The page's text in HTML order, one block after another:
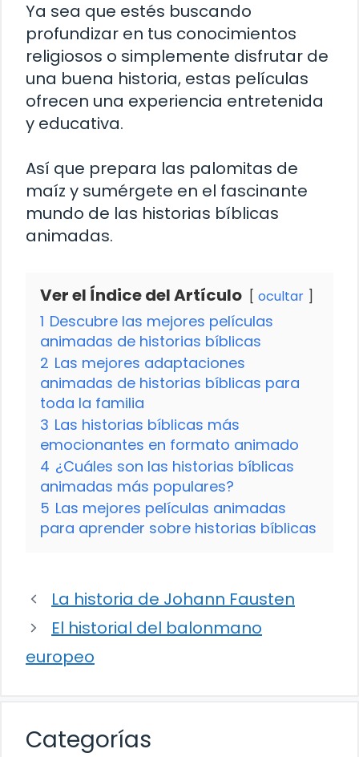
Ya sea que estés buscando
profundizar en tus conocimientos
religiosos o simplemente disfrutar de
una buena historia, estas películas
ofrecen una experiencia entretenida
y educativa.
Así que prepara las palomitas de
maíz y sumérgete en el fascinante
mundo de las historias bíblicas
animadas.
Ver el Índice del Artículo ocultar
1 Descubre las mejores películas
animadas de historias bíblicas
2 Las mejores adaptaciones
animadas de historias bíblicas para
toda la familia
3 Las historias bíblicas más
emocionantes en formato animado
4 ¿Cuáles son las historias bíblicas
animadas más populares?
5 Las mejores películas animadas
para aprender sobre historias bíblicas
La historia de Johann Fausten
El historial del balonmano
europeo
Categorías